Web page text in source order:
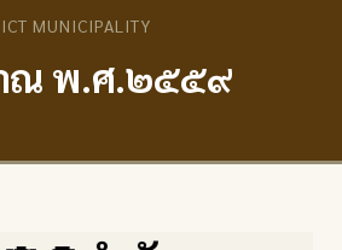
MUNICIPALITY
ณ พ.ศ.๒๕๕๙